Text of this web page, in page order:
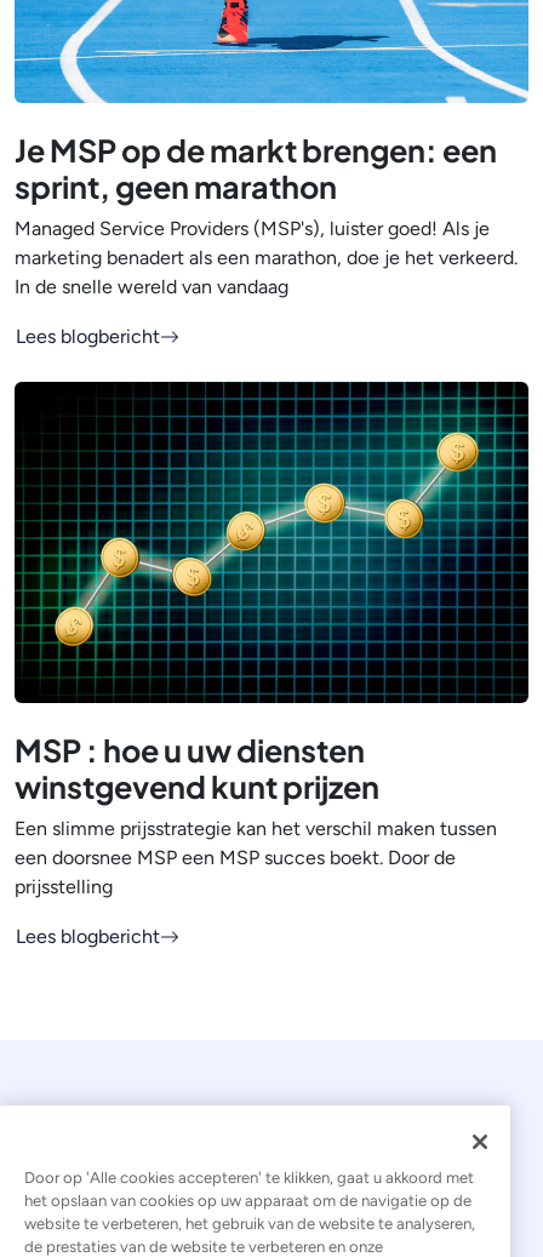
Je MSP op de markt brengen: een
sprint, geen marathon
Managed Service Providers (MSP's), luister goed! Als je
marketing benadert als een marathon, doe je het verkeerd.
In de snelle wereld van vandaag
Lees blogbericht
MSP : hoe u uw diensten
winstgevend kunt prijzen
Een slimme prijsstrategie kan het verschil maken tussen
een doorsnee MSP een MSP succes boekt. Door de
prijsstelling
Lees blogbericht
© 2026 Kaseya. Alle rechten voorbehouden.
Door op 'Alle cookies accepteren' te klikken, gaat u akkoord met
het opslaan van cookies op uw apparaat om de navigatie op de
website te verbeteren, het gebruik van de website te analyseren,
de prestaties van de website te verbeteren en onze